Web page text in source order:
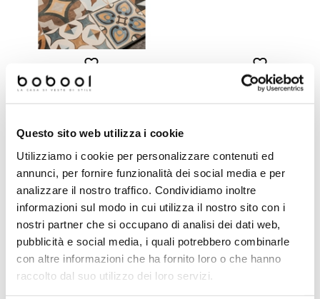
Questo sito web utilizza i cookie
Utilizziamo i cookie per personalizzare contenuti ed
annunci, per fornire funzionalità dei social media e per
analizzare il nostro traffico. Condividiamo inoltre
informazioni sul modo in cui utilizza il nostro sito con i
nostri partner che si occupano di analisi dei dati web,
pubblicità e social media, i quali potrebbero combinarle
con altre informazioni che ha fornito loro o che hanno
raccolto dal suo utilizzo dei loro servizi.
Piastrella cementina in gres
porcellanato 20x20 - Patchwork
Colors Mix, Ceramica Sant'Agostino
Battiscopa effetto graniglia
marmo, in gres porcellanato
Grey 7,3x60 cm - Newdecò,
Prodotti simili
-69% -69%